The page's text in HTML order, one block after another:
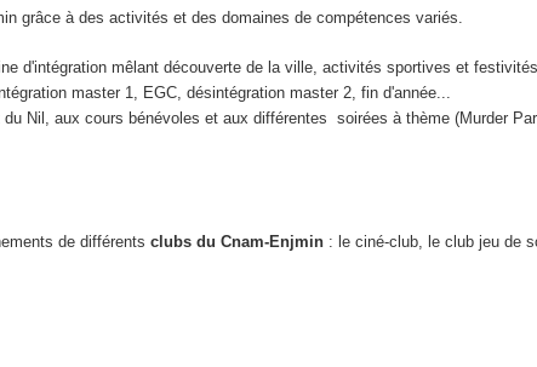
grâce à des activités et des domaines de compétences variés.
d'intégration mêlant découverte de la ville, activités sportives et festivités.
master 1, EGC, désintégration master 2, fin d'année...
Nil, aux cours bénévoles et aux différentes soirées à thème (Murder
de différents clubs du Cnam-Enjmin: le ciné-club, le club jeu de